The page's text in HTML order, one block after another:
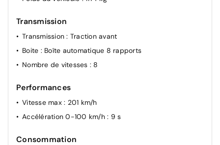
Transmission
Transmission: Traction avant
Boite : Boîte automatique 8 rapports
Nombre de vitesses : 8
Performances
Vitesse max : 201 km/h
Accélération 0-100 km/h : 9 s
Consommation